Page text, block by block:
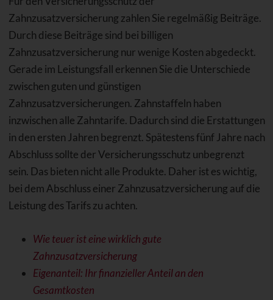
Zahnzusatzversicherung zahlen Sie regelmäßig Beiträge.
Durch diese Beiträge sind bei billigen
Zahnzusatzversicherung nur wenige Kosten abgedeckt.
Gerade im Leistungsfall erkennen Sie die Unterschiede
zwischen guten und günstigen
Zahnzusatzversicherungen. Zahnstaffeln haben
inzwischen alle Zahntarife. Dadurch sind die Erstattungen
in den ersten Jahren begrenzt. Spätestens fünf Jahre nach
Abschluss sollte der Versicherungsschutz unbegrenzt
sein. Das bieten nicht alle Produkte. Daher ist es wichtig,
bei dem Abschluss einer Zahnzusatzversicherung auf die
Leistung des Tarifs zu achten.
Wie teuer ist eine wirklich gute
Zahnzusatzversicherung
Eigenanteil: Ihr finanzieller Anteil an den
Gesamtkosten